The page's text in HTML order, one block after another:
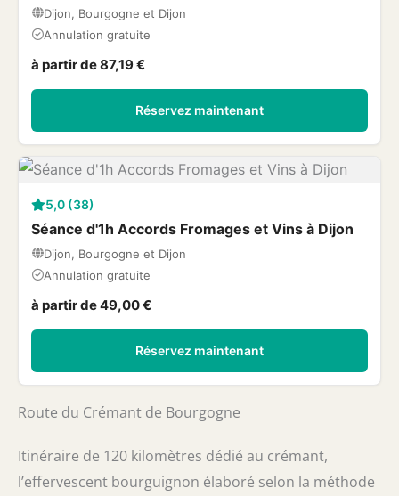
Dijon, Bourgogne et Dijon
Annulation gratuite
à partir de 87,19 €
Réservez maintenant
5,0 (38)
Séance d'1h Accords Fromages et Vins à Dijon
Dijon, Bourgogne et Dijon
Annulation gratuite
à partir de 49,00 €
Réservez maintenant
Route du Crémant de Bourgogne
Itinéraire de 120 kilomètres dédié au crémant,
l’effervescent bourguignon élaboré selon la méthode